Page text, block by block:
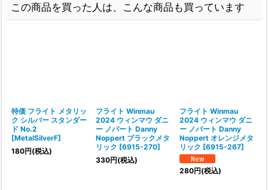
この商品を買った人は、こんな商品も買っています
特価 フライト メタリッ
ク シルバー スタンダー
ド No.2
[MetalSilverF]
180円(税込)
フライト Winmau
2024 ウィンマウ ダニ
ー ノパート Danny
Noppert ブラックメタ
リック [6915-270]
330円(税込)
フライト Winmau
2024 ウィンマウ ダニ
ー ノパート Danny
Noppert オレンジメタ
リック [6915-267]
280円(税込)